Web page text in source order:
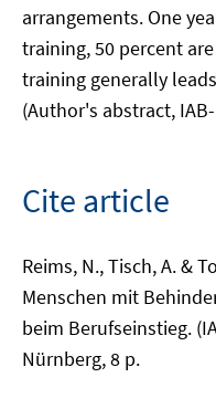
arrangements. One
training, 50 percent
training generally
(Author's abstract,
Cite article
Reims, N., Tisch, A. &
Menschen mit
beim Berufseinstieg.
Nürnberg, 8 p.